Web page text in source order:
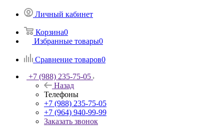
Личный кабинет
Корзина0
Избранные товары0
Сравнение товаров0
+7 (988) 235-75-05
Назад
Телефоны
+7 (988) 235-75-05
+7 (964) 940-99-99
Заказать звонок